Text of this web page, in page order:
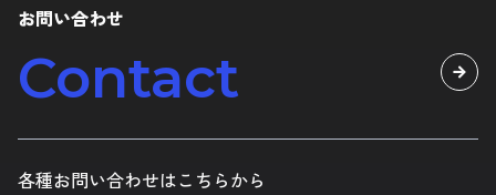
お問い合わせ
Contact
各種お問い合わせはこちらから